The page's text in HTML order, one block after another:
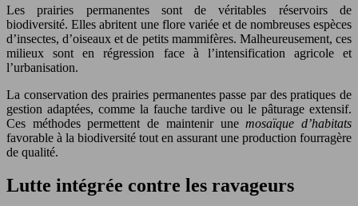
Les prairies permanentes sont de véritables réservoirs de
biodiversité. Elles abritent une flore variée et de nombreuses espèces
d’insectes, d’oiseaux et de petits mammifères. Malheureusement, ces
milieux sont en régression face à l’intensification agricole et
l’urbanisation.
La conservation des prairies permanentes passe par des pratiques de
gestion adaptées, comme la fauche tardive ou le pâturage extensif.
Ces méthodes permettent de maintenir unemosaïque d’habitats
favorable à la biodiversité tout en assurant une production fourragère
de qualité.
Lutte intégrée contre les ravageurs